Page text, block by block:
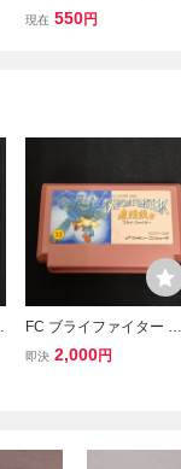
ファミコン ベースボール
現在 550円
FC ブライファイター ソ
フトのみ 動作確認済み
即決 2,000円